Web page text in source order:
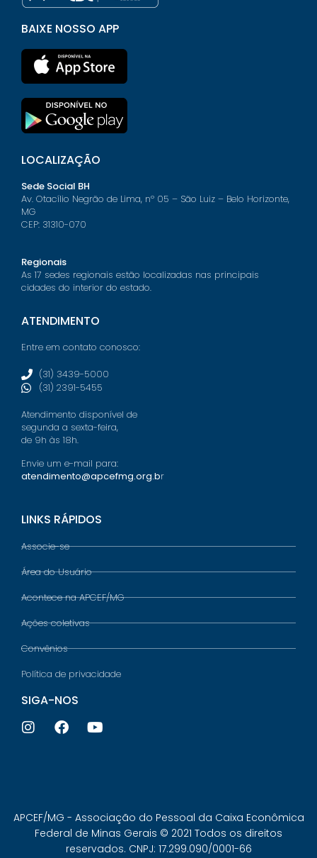
BAIXE NOSSO APP
LOCALIZAÇÃO
Sede Social BH
Av. Otacílio Negrão de Lima, nº 05 – São Luiz – Belo Horizonte,
MG
CEP: 31310-070
Regionais
As 17 sedes regionais estão localizadas nas principais
cidades do interior do estado.
ATENDIMENTO
Entre em contato conosco:
(31) 3439-5000
(31) 2391-5455
Atendimento disponível de
segunda a sexta-feira,
de 9h às 18h.
Envie um e-mail para:
atendimento@apcefmg.org.br
LINKS RÁPIDOS
Associe-se
Área do Usuário
Acontece na APCEF/MG
Ações coletivas
Convênios
Política de privacidade
SIGA-NOS
APCEF/MG - Associação do Pessoal da Caixa Econômica
Federal de Minas Gerais © 2021 Todos os direitos
reservados. CNPJ: 17.299.090/0001-66